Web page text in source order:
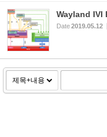
Wayland IVI
Date2019.05.12